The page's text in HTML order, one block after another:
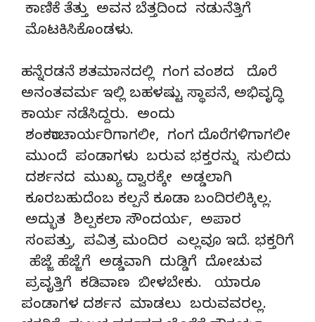
ಕಾಣಿಕೆ ತೆತ್ತು ಅವನ ಬೆತ್ತದಿಂದ ನಡುನೆತ್ತಿಗೆ
ಮೊಟಕಿಸಿಕೊಂಡಳು.
ಹನ್ನೆರಡನೆ ಶತಮಾನದಲ್ಲಿ ಗಂಗ ವಂಶದ ದೊರೆ
ಅನಂತವರ್ಮ ಇಲ್ಲಿ ಬಹಳಷ್ಟು ಸ್ಥಾಪನೆ, ಅಭಿವೃದ್ಧಿ
ಕಾರ್ಯ ನಡೆಸಿದ್ದರು. ಅಂದು
ಶಂಕರಾಚಾರ್ಯರಿಗಾಗಲೀ, ಗಂಗ ದೊರೆಗಳಿಗಾಗಲೀ
ಮುಂದೆ ಪಂಡಾಗಳು ಬರುವ ಭಕ್ತರನ್ನು ಸುಲಿದು
ದರ್ಶನದ ಮುಖ್ಯ ದ್ವಾರಕ್ಕೇ ಅಡ್ಡಲಾಗಿ
ಕೂರಬಹುದೆಂಬ ಕಲ್ಪನೆ ಕೂಡಾ ಬಂದಿರಲಿಕ್ಕಿಲ್ಲ.
ಅದ್ಭುತ ಶಿಲ್ಪಕಲಾ ಸೌಂದರ್ಯ, ಅಪಾರ
ಸಂಪತ್ತು, ಪವಿತ್ರ ಮಂದಿರ ಎಲ್ಲವೂ ಇದೆ. ಭಕ್ತರಿಗೆ
ಹೆಜ್ಜೆ ಹೆಜ್ಜೆಗೆ ಅಡ್ಡವಾಗಿ ದುಡ್ಡಿಗೆ ದೋಚುವ
ಪ್ರವೃತ್ತಿಗೆ ಕಡಿವಾಣ ಬೀಳಬೇಕು. ಯಾರೂ
ಪಂಡಾಗಳ ದರ್ಶನ ಮಾಡಲು ಬರುವವರಲ್ಲ.